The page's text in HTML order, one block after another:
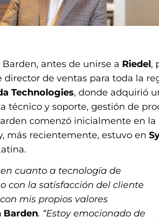
antes de unirse a Riedel,
director de ventas para toda la
Technologies, donde adquirió
técnico y soporte, gestión de
comenzó inicialmente en
más recientemente, estuvo en
cuanto a tecnología de
con la satisfacción del cliente
mis propios valores
Barden. “Estoy emocionado de